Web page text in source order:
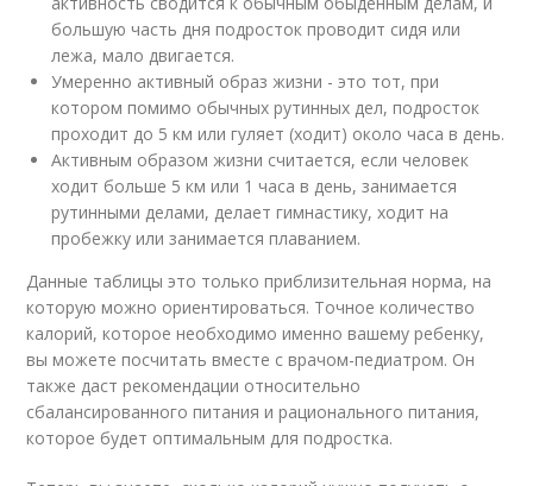
большую часть дня подросток проводит сидя или
лежа, мало двигается.
Умеренно активный образ жизни - это тот, при
котором помимо обычных рутинных дел, подросток
проходит до 5 км или гуляет (ходит) около часа в день.
Активным образом жизни считается, если человек
ходит больше 5 км или 1 часа в день, занимается
рутинными делами, делает гимнастику, ходит на
пробежку или занимается плаванием.
Данные таблицы это только приблизительная норма, на
которую можно ориентироваться. Точное количество
калорий, которое необходимо именно вашему ребенку,
вы можете посчитать вместе с врачом-педиатром. Он
также даст рекомендации относительно
сбалансированного питания и рационального питания,
которое будет оптимальным для подростка.